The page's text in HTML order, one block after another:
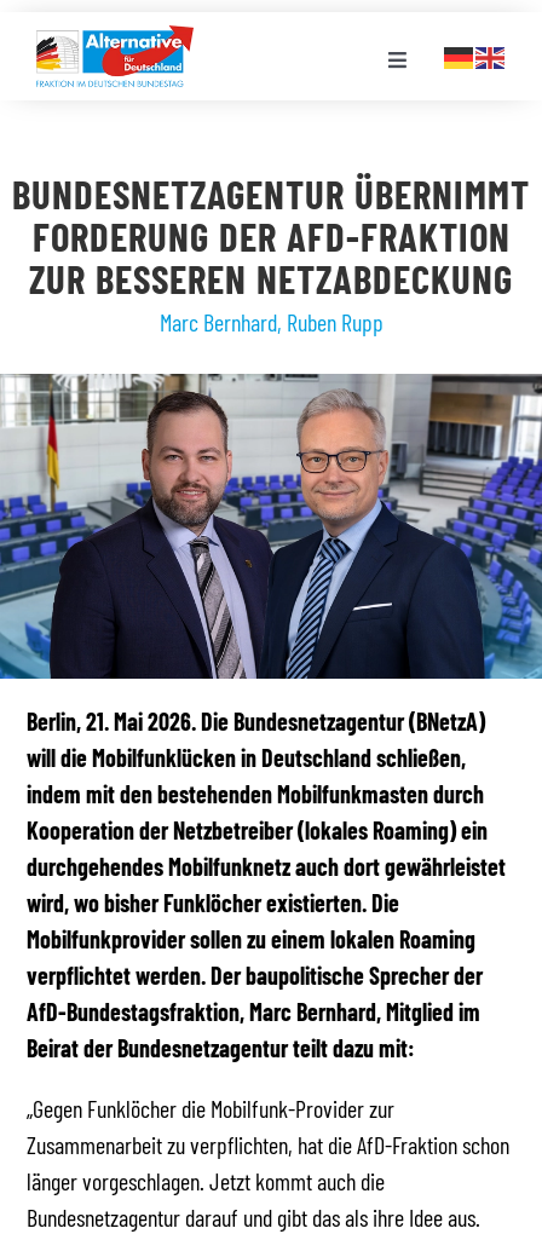
Inhalt
springen
Toggle
LANDESGRUPPEN
VERANSTALTUNGEN
PRESSE
STELLENPORTAL
MEDIATHEK
BUNDESNETZAGENTUR ÜBERNIMMT
FORDERUNG DER AFD-FRAKTION
ZUR BESSEREN NETZABDECKUNG
Marc Bernhard, Ruben Rupp
Berlin, 21. Mai 2026. Die Bundesnetzagentur (BNetzA)
will die Mobilfunklücken in Deutschland schließen,
indem mit den bestehenden Mobilfunkmasten durch
Kooperation der Netzbetreiber (lokales Roaming) ein
durchgehendes Mobilfunknetz auch dort gewährleistet
wird, wo bisher Funklöcher existierten. Die
Mobilfunkprovider sollen zu einem lokalen Roaming
verpflichtet werden. Der baupolitische Sprecher der
AfD-Bundestagsfraktion, Marc Bernhard, Mitglied im
Beirat der Bundesnetzagentur teilt dazu mit:
„Gegen Funklöcher die Mobilfunk-Provider zur
Zusammenarbeit zu verpflichten, hat die AfD-Fraktion schon
länger vorgeschlagen. Jetzt kommt auch die
Bundesnetzagentur darauf und gibt das als ihre Idee aus.